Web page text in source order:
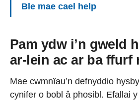
Ble mae cael help
Pam ydw i’n gweld
ar-lein ac ar ba ffurf
Mae cwmnïau’n defnyddio
cynifer o bobl â phosibl. Efallai